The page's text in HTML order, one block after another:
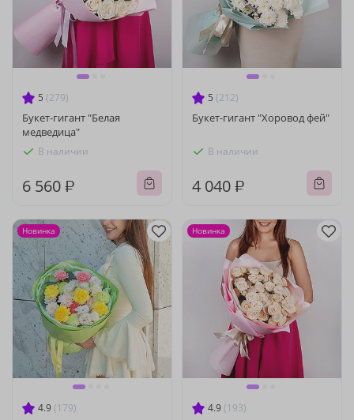
5 (279)
Букет-гигант "Белая
медведица"
В наличии
6 560 ₽
5 (212)
Букет-гигант "Хоровод фей"
В наличии
4 040 ₽
4.9 (179)
Новинка
4.9 (193)
Новинка